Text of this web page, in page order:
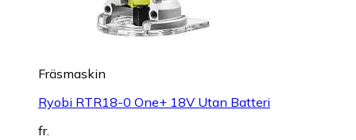
Fräsmaskin
Ryobi RTR18-0 One+ 18V Utan Batteri
fr.